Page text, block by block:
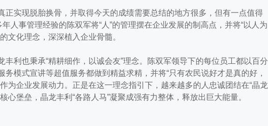
实现脱胎换骨，并取得今天的成绩需要总结的地方很多，但有一点值得
人事管理经验的陈双军将“人”的管理摆在企业发展的制高点，并将“以人为
文化理念，深深植入企业骨髓。
也秉承“精耕细作，以诚会友”理念。陈双军领导下的每位员工都以百分
模式宣讲等超值服务都做到精益求精，并将“只有农民说好才是真的好，
为企业发展动力。正是在这一理念指引下，越来越多的人忠诚团结在“晶龙
心堡垒，晶龙丰利“各路人马”凝聚成强有力整体，释放出巨大能量。